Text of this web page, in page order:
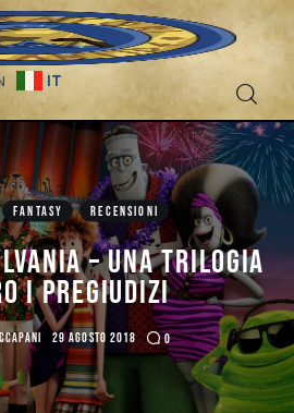
IT
FANTASY RECENSIONI
– Una trilogia
i pregiudizi
29 AGOSTO 2018 0